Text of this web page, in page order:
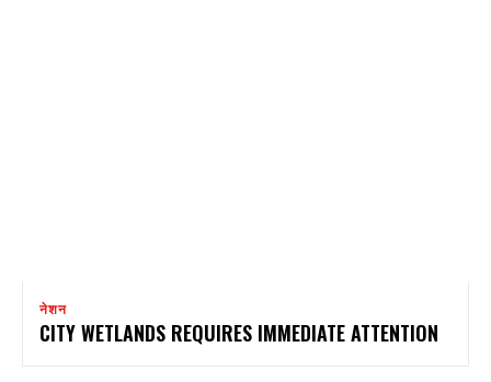
नेशन
CITY WETLANDS REQUIRES IMMEDIATE ATTENTION